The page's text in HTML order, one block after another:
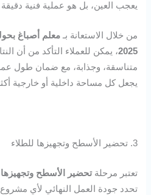
يعجب العين، بل هو عملية فنية
من خلال الاستعانة بـمعلم أصباغ
2025، يمكن للعملاء التأكد من أن
متناسقة، وجذابة، مع ضمان طول عمر
يجعل كل مساحة داخلية أو خارجية
3. تحضير الأسطح وتجهيزها للطلاء
تعتبر مرحلةتحضير الأسطح وتجهيزها
تحدد جودة العمل النهائي لأي